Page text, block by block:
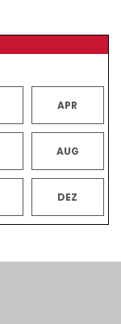
APR
AUG
DEZ